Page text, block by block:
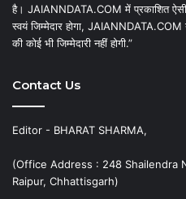
है। JAIANNDATA.COM में प्रकाशित ऐसी
स्वयं जिम्मेदार होगा,
की कोई भी जिम्मेदारी नहीं होगी.”
Contact Us
Editor - BHARAT SHARMA,
(Office Address : 248 Shailendra
Raipur, Chhattisgarh)